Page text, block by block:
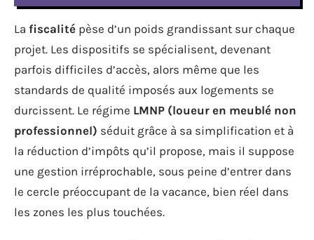
La fiscalité pèse d’un poids grandissant sur chaque
projet. Les dispositifs se spécialisent, devenant
parfois difficiles d’accès, alors même que les
standards de qualité imposés aux logements se
durcissent. Le régime LMNP (loueur en meublé non
professionnel) séduit grâce à sa simplification et à
la réduction d’impôts qu’il propose, mais il suppose
une gestion irréprochable, sous peine d’entrer dans
le cercle préoccupant de la vacance, bien réel dans
les zones les plus touchées.